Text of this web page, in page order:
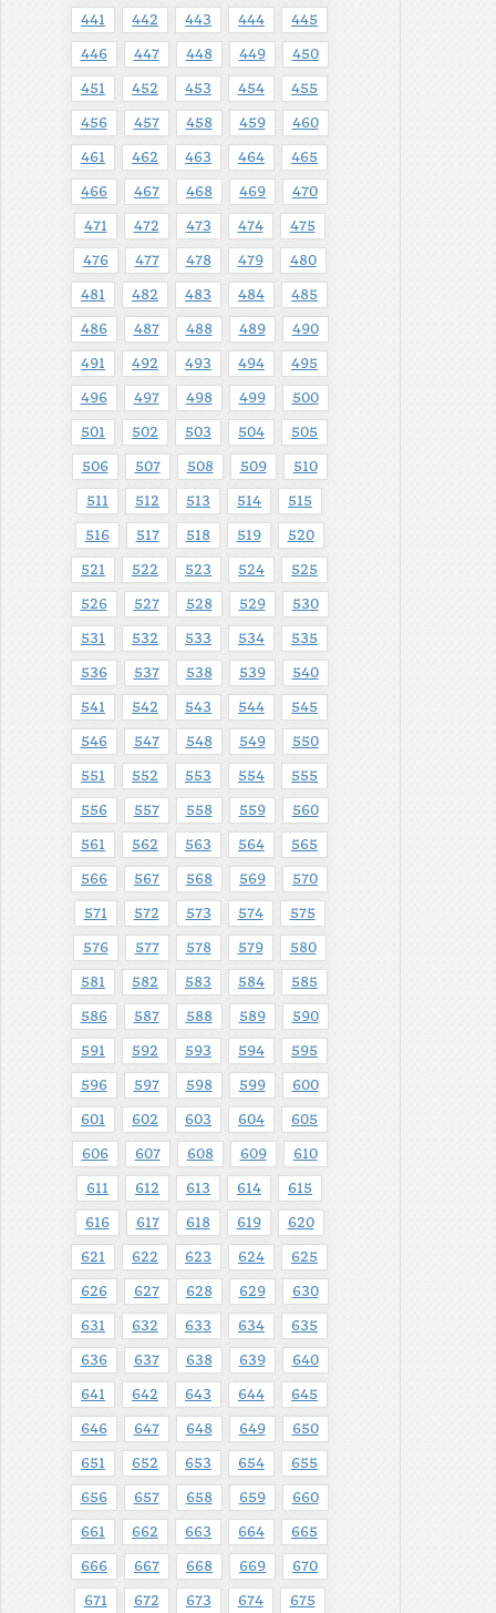
441 442 443 444 445
446 447 448 449 450
451 452 453 454 455
456 457 458 459 460
461 462 463 464 465
466 467 468 469 470
471 472 473 474 475
476 477 478 479 480
481 482 483 484 485
486 487 488 489 490
491 492 493 494 495
496 497 498 499 500
501 502 503 504 505
506 507 508 509 510
511 512 513 514 515
516 517 518 519 520
521 522 523 524 525
526 527 528 529 530
531 532 533 534 535
536 537 538 539 540
541 542 543 544 545
546 547 548 549 550
551 552 553 554 555
556 557 558 559 560
561 562 563 564 565
566 567 568 569 570
571 572 573 574 575
576 577 578 579 580
581 582 583 584 585
586 587 588 589 590
591 592 593 594 595
596 597 598 599 600
601 602 603 604 605
606 607 608 609 610
611 612 613 614 615
616 617 618 619 620
621 622 623 624 625
626 627 628 629 630
631 632 633 634 635
636 637 638 639 640
641 642 643 644 645
646 647 648 649 650
651 652 653 654 655
656 657 658 659 660
661 662 663 664 665
666 667 668 669 670
671 672 673 674 675